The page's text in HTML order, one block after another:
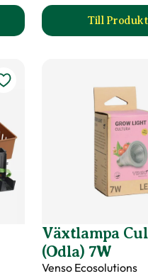
färg plast produktsida
Till
till
Växtlampa
(Odla) 7W
Venso Ecosolutions